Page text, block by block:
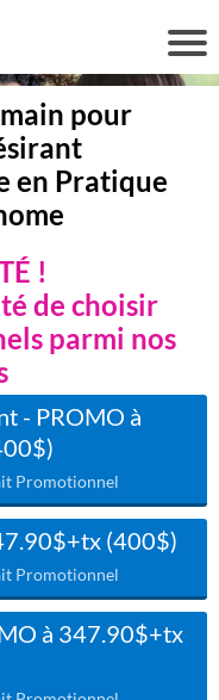
pour
en Pratique
!
de choisir
parmi nos
- PROMO à
Promotionnel
(400$)
Promotionnel
à 347.90$+tx